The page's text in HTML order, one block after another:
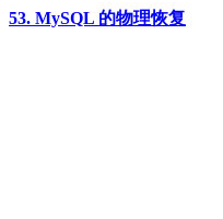
53. MySQL 的物理恢复